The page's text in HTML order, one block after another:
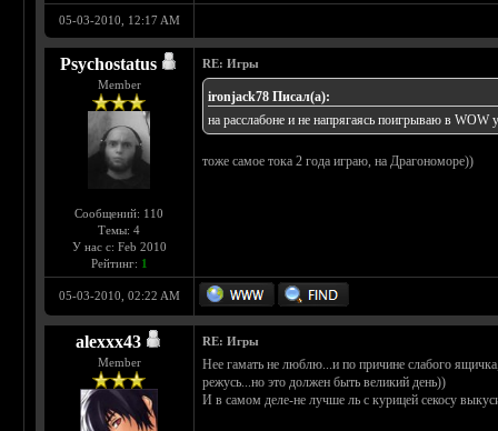
05-03-2010, 12:17 AM
Psychostatus
Member
Сообщений: 110
Темы: 4
У нас с: Feb 2010
Рейтинг: 1
RE: Игры
ironjack78 Писал(а):
на расслабоне и не напрягаясь поигрываю в
тоже самое тока 2 года играю, на Драгономоре))
05-03-2010, 02:22 AM
alexxx43
Member
RE: Игры
Нее гамать не люблю...и по причине слабого
режусь...но это должен быть великий день))
И в самом деле-не лучше ль с курицей секосу